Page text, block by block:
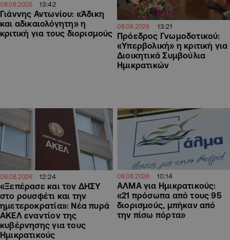
08.08.2026 13:42
Γιάννης Αντωνίου: «Άδικη
και αδικαιολόγητη» η
κριτική για τους διορισμούς
08.08.2026 13:21
Πρόεδρος Γνωμοδοτικού:
«Υπερβολική» η κριτική για
Διοικητικά Συμβούλια
Ημικρατικών
08.08.2026 12:24
«Ξεπέρασε και τον ΔΗΣΥ
στο ρουσφέτι και την
ημετεροκρατία»: Νέα πυρά
ΑΚΕΛ εναντίον της
κυβέρνησης για τους
Ημικρατικούς
08.08.2026 10:14
ΑΛΜΑ για Ημικρατικούς:
«21 πρόσωπα από τους 95
διορισμούς, μπήκαν από
την πίσω πόρτα»